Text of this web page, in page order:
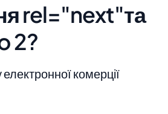
rel="next"та
2?
електронної комерції